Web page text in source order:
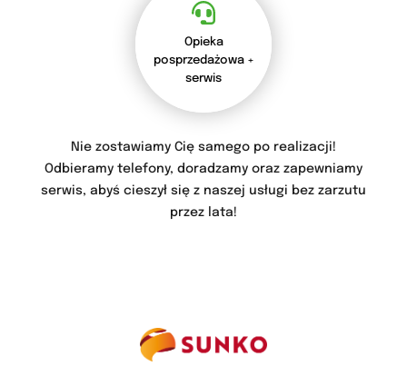
Opieka
posprzedażowa +
serwis
Nie zostawiamy Cię samego po realizacji!
Odbieramy telefony, doradzamy oraz zapewniamy
serwis, abyś cieszył się z naszej usługi bez zarzutu
przez lata!